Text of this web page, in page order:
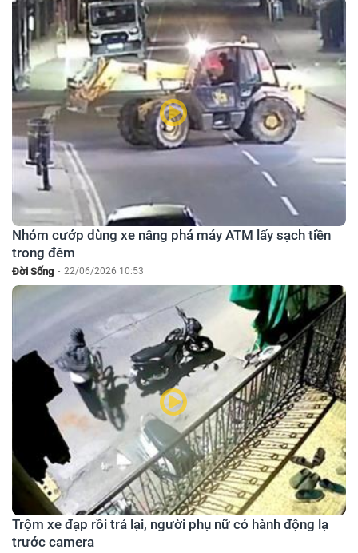
Nhóm cướp dùng xe nâng phá máy ATM lấy sạch tiền
trong đêm
Đời Sống - 22/06/2026 10:53
Trộm xe đạp rồi trả lại, người phụ nữ có hành động lạ
trước camera